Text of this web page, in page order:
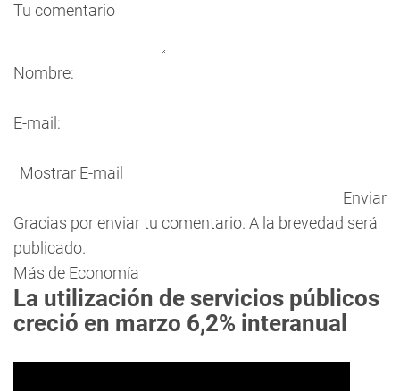
Tu comentario
Nombre:
E-mail:
Mostrar E-mail
Enviar
Gracias por enviar tu comentario. A la brevedad será
publicado.
Más de Economía
La utilización de servicios públicos
creció en marzo 6,2% interanual